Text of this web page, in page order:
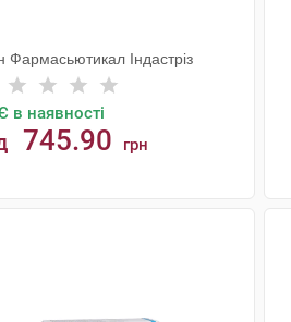
Фармасьютикал Індастріз
в наявності
745.90 грн